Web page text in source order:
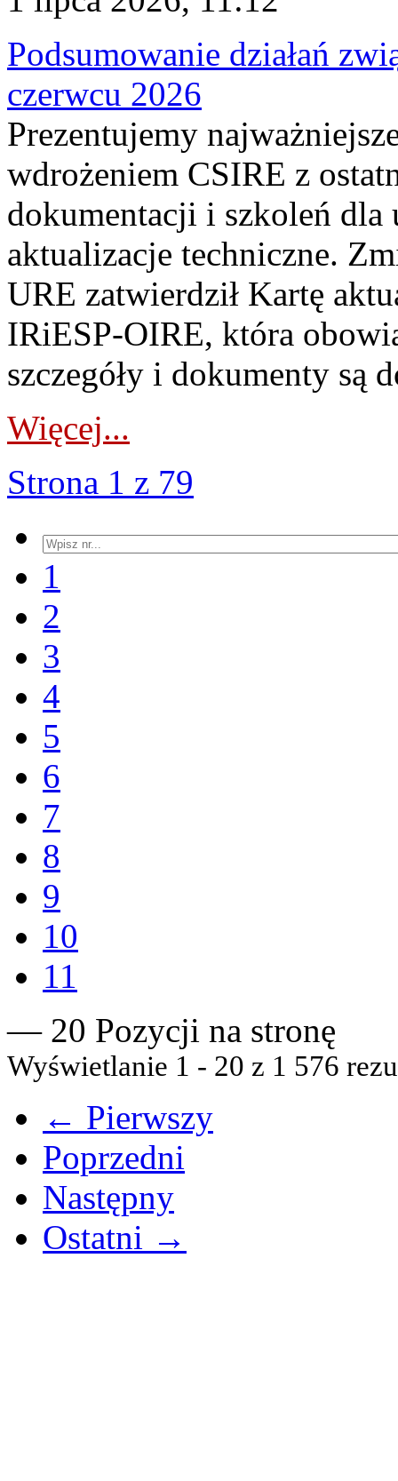
Podsumowanie działań
czerwcu 2026
Prezentujemy
wdrożeniem CSIRE z
dokumentacji i szkoleń
aktualizacje techniczne.
URE zatwierdził Kartę
IRiESP‑OIRE, która
szczegóły i dokumenty są
Więcej...
Strona 1 z 79
1
2
3
4
5
6
7
8
9
10
11
— 20 Pozycji na stronę
Wyświetlanie 1 - 20 z 1 576
← Pierwszy
Poprzedni
Następny
Ostatni →